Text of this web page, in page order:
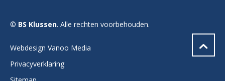
© BS Klussen. Alle rechten voorbehouden.
Webdesign Vanoo Media
Privacyverklaring